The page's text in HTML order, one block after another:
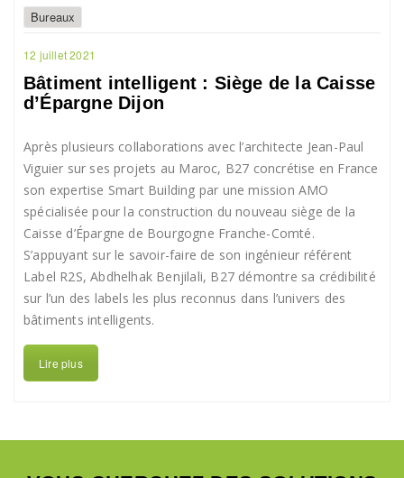
Bureaux
12 juillet 2021
Bâtiment intelligent : Siège de la Caisse
d’Épargne Dijon
Après plusieurs collaborations avec l’architecte Jean-Paul
Viguier sur ses projets au Maroc, B27 concrétise en France
son expertise Smart Building par une mission AMO
spécialisée pour la construction du nouveau siège de la
Caisse d’Épargne de Bourgogne Franche-Comté.
S’appuyant sur le savoir-faire de son ingénieur référent
Label R2S, Abdhelhak Benjilali, B27 démontre sa crédibilité
sur l’un des labels les plus reconnus dans l’univers des
bâtiments intelligents.
Lire plus